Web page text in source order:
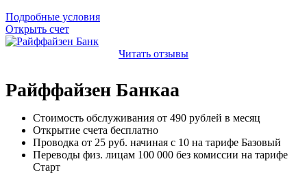
Подробные условия
Открыть счет
Читать отзывы
Райффайзен Банкаа
Стоимость обслуживания от 490 рублей в месяц
Открытие счета бесплатно
Проводка от 25 руб. начиная с 10 на тарифе Базовый
Переводы физ. лицам 100 000 без комиссии на тарифе
Старт